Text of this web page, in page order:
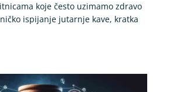
koje često uzimamo zdravo
ispijanje jutarnje kave, kratka